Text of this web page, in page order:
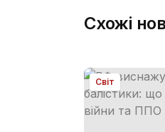
Схожі
Світ